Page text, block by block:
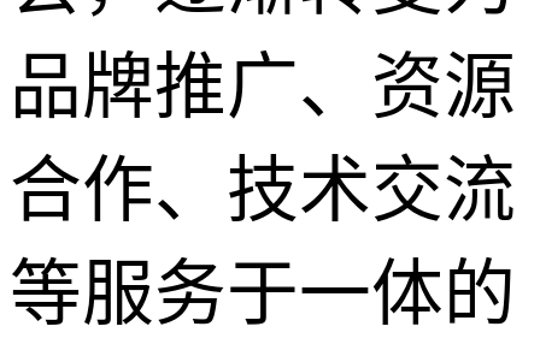
品牌推广、资源
合作、技术交流
等服务于一体的